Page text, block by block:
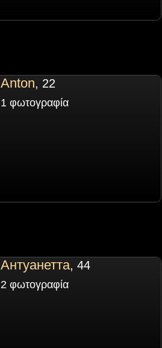
Anton, 22
1 φωτογραφία
Антуанетта, 44
2 φωτογραφία